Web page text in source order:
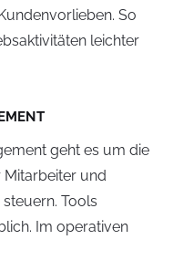
So
leichter
geht es um die
Mitarbeiter und
steuern. Tools
Im operativen